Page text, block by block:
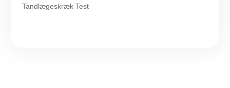
Tandlægeskræk Test